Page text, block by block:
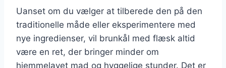
Uanset om du vælger at tilberede den på den
traditionelle måde eller eksperimentere med
nye ingredienser, vil brunkål med flæsk altid
være en ret, der bringer minder om
hjemmelavet mad og hyggelige stunder. Det er